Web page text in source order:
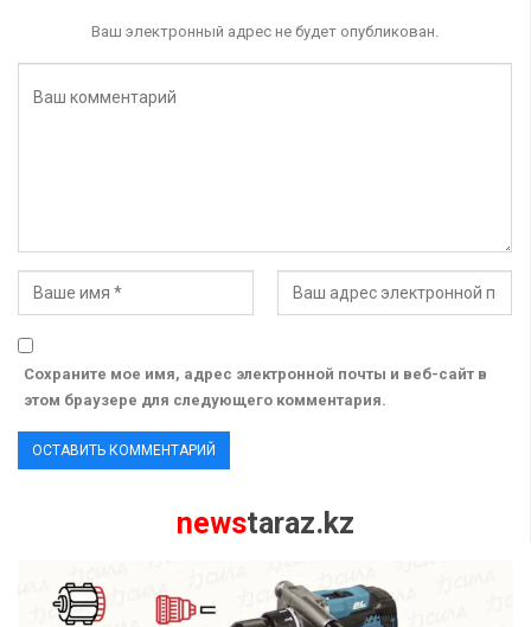
Ваш электронный адрес не будет опубликован.
Сохраните мое имя, адрес электронной почты и веб-сайт в
этом браузере для следующего комментария.
newstaraz.kz